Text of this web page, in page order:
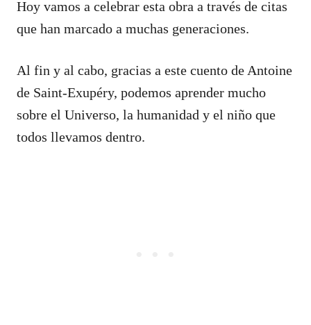
Hoy vamos a celebrar esta obra a través de citas
que han marcado a muchas generaciones.
Al fin y al cabo, gracias a este cuento de Antoine
de Saint-Exupéry, podemos aprender mucho
sobre el Universo, la humanidad y el niño que
todos llevamos dentro.